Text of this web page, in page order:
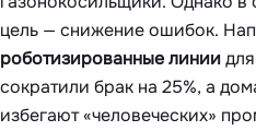
цель — снижение ошибок.
роботизированные линии
сократили брак на 25%, а
избегают «человеческих»